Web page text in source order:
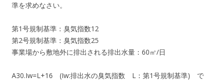
準を求めなさい。
第1号規制基準：臭気指数12
第2号規制基準：臭気指数25
事業場から敷地外に排出される排出水量：60㎥/日
A30.Iw=L+16 (Iw:排出水の臭気指数 L：第1号規制基準) で